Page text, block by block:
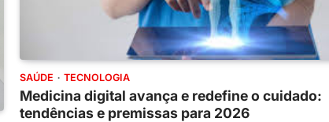
SAÚDE TECNOLOGIA
Medicina digital avança e redefine o cuidado:
tendências e premissas para 2026